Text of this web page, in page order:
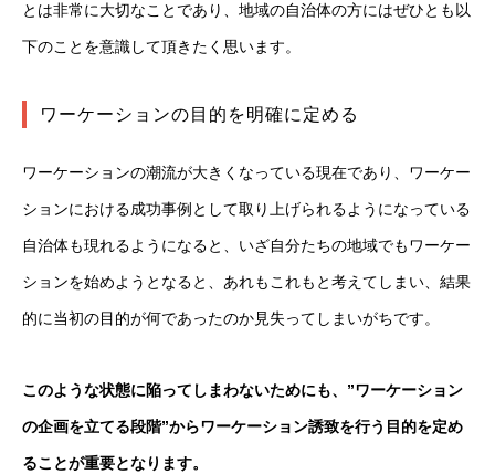
とは非常に大切なことであり、地域の自治体の方にはぜひとも以
下のことを意識して頂きたく思います。
ワーケーションの目的を明確に定める
ワーケーションの潮流が大きくなっている現在であり、ワーケー
ションにおける成功事例として取り上げられるようになっている
自治体も現れるようになると、いざ自分たちの地域でもワーケー
ションを始めようとなると、あれもこれもと考えてしまい、結果
的に当初の目的が何であったのか見失ってしまいがちです。
このような状態に陥ってしまわないためにも、”ワーケーション
の企画を立てる段階”からワーケーション誘致を行う目的を定め
ることが重要となります。